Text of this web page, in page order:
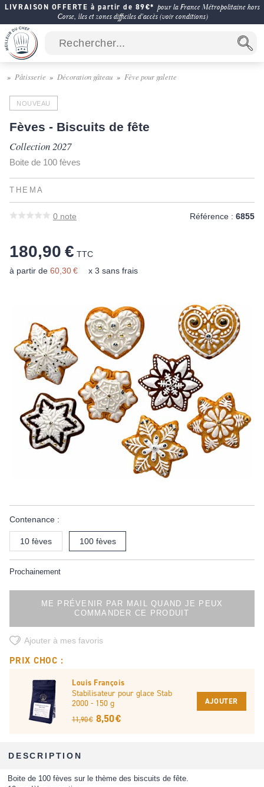
LIVRAISON OFFERTE à partir de 89€* pour la France Métropolitaine hors
Corse, îles et zones difficiles d'accès (voir conditions)
Pâtisserie Décoration gâteau Fève pour galette
NOUVEAU
Fèves - Biscuits de fête
Collection 2027
Boite de 100 fèves
THEMA
0 note Référence : 6855
180,90 € TTC
à partir de 60,30 € x 3 sans frais
Contenance :
10 fèves 100 fèves
Prochainement
ME PRÉVENIR PAR MAIL QUAND JE PEUX
COMMANDER CE PRODUIT
Ajouter à mes favoris
PRIX CHOC :
Louis François
Stabilisateur pour glace Stab
2000 - 150 g
11,90 € 8,50 €
AJOUTER
DESCRIPTION
Boite de 100 fèves sur le thème des biscuits de fête.